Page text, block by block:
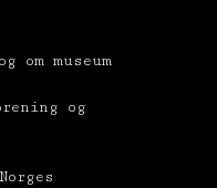
om museum
og